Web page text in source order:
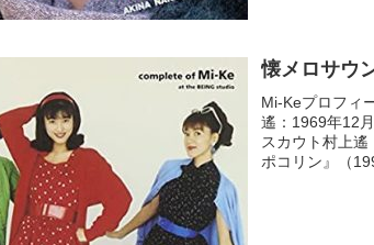
懐メロサウ
Mi-Keプロフィ
遙：1969年12
スカウト村上
ポコリン』（